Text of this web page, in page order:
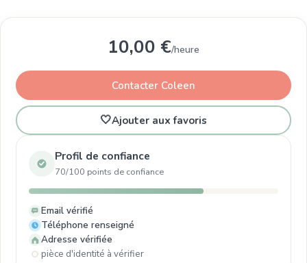
10,00 €/heure
Contacter Coleen
🤍Ajouter aux favoris
Profil de confiance
70/100 points de confiance
Email vérifié
Téléphone renseigné
Adresse vérifiée
pièce d'identité à vérifier